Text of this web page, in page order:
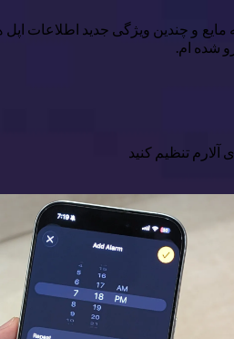
شده ام.
تنظیم کنید